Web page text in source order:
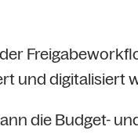
und digitalisiert
die Budget-